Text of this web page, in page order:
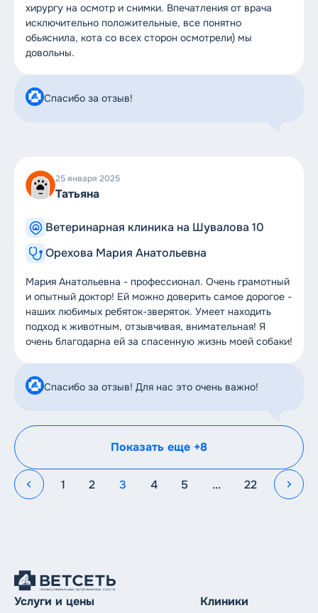
хирургу на осмотр и снимки. Впечатления от врача
исключительно положительные, все понятно
обьяснила, кота со всех сторон осмотрели) мы
довольны.
Спасибо за отзыв!
25 января 2025
Татьяна
Ветеринарная клиника на Шувалова 10
Орехова Мария Анатольевна
Мария Анатольевна - профессионал. Очень грамотный
и опытный доктор! Ей можно доверить самое дорогое -
наших любимых ребяток-зверяток. Умеет находить
подход к животным, отзывчивая, внимательная! Я
очень благодарна ей за спасенную жизнь моей собаки!
Спасибо за отзыв! Для нас это очень важно!
Показать еще +8
1 2 3 4 5 ... 22
Услуги и цены Клиники